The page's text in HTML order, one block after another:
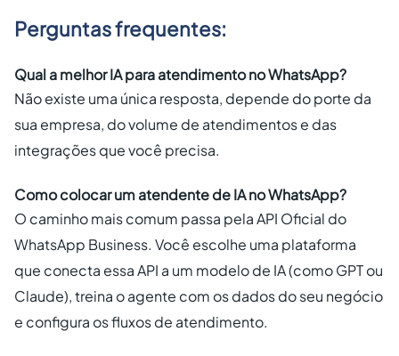
Perguntas frequentes:
Qual a melhor IA para atendimento no WhatsApp?
Não existe uma única resposta, depende do porte da
sua empresa, do volume de atendimentos e das
integrações que você precisa.
Como colocar um atendente de IA no WhatsApp?
O caminho mais comum passa pela API Oficial do
WhatsApp Business. Você escolhe uma plataforma
que conecta essa API a um modelo de IA (como GPT ou
Claude), treina o agente com os dados do seu negócio
e configura os fluxos de atendimento.